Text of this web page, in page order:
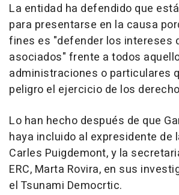
La entidad ha defendido que
para presentarse en la causa
fines es "defender los intereses
asociados" frente a todos
administraciones o particulares
peligro el ejercicio de los
Lo han hecho después de que
haya incluido al expresidente de
Carles Puigdemont, y la
ERC, Marta Rovira, en sus
el Tsunami Democrtic.